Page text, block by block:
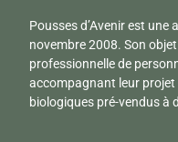
Pousses d’Avenir est une
novembre 2008. Son
professionnelle de
accompagnant leur
biologiques pré-vendus à